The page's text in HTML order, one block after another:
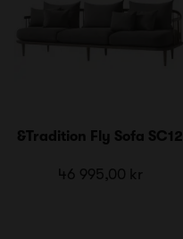
&Tradition Fly Sofa SC12
46 995,00 kr